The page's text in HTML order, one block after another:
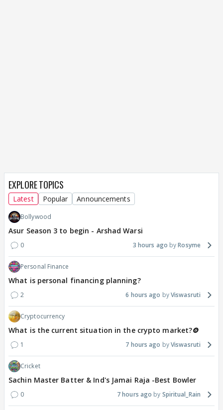
EXPLORE TOPICS
Latest Popular Announcements
Bollywood
Asur Season 3 to begin - Arshad Warsi
0 3 hours ago Rosyme
Personal Finance
What is personal financing planning?
2 6 hours ago Viswasruti
Cryptocurrency
What is the current situation in the crypto market?🪙
1 7 hours ago Viswasruti
Cricket
Sachin Master Batter & Ind's Jamai Raja -Best Bowler
0 7 hours ago Spiritual_Rain